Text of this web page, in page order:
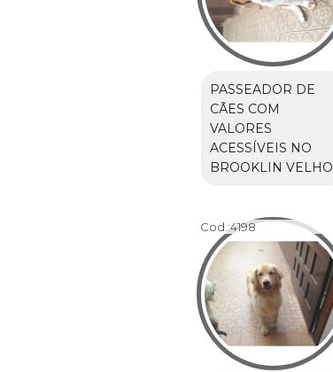
PASSEADOR DE
CÃES COM
VALORES
ACESSÍVEIS NO
BROOKLIN VELHO
Cod.:4198